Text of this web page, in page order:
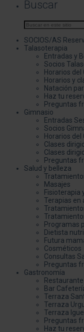
Buscar
SOCIOS/AS
Talasoterapia
Entradas y
Socios
Horarios
Horarios y
Natación
Haz tu
Preguntas
Gimnasio
Entradas
Socios
Horarios del
Clases
Clases
Preguntas
Salud y belleza
Masajes
Fisioterapia
Terapias en
Programas
Dietista
Futura
Cosméticos
Consultas
Preguntas
Gastronomía
Bar
Terraza
Terraza
Terraza
Preguntas
Haz tu